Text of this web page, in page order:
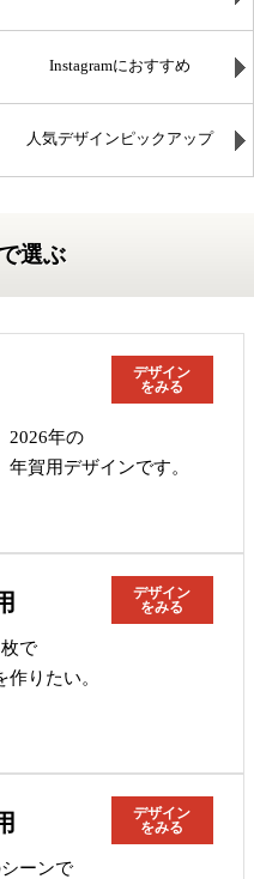
Instagramにおすすめ
人気デザインピックアップ
選ぶ
デザイン
をみる
2026年の
年賀用デザインです。
デザイン
をみる
で
りたい。
デザイン
をみる
ーンで